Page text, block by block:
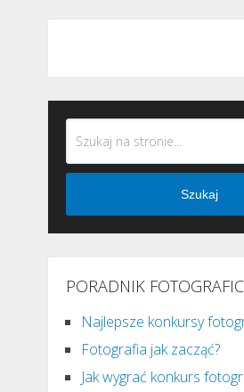
Szukaj
PORADNIK
Najlepsze konkursy
Fotografia jak zacząć?
Jak wygrać konkurs